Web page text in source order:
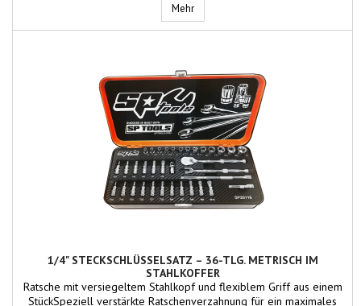
Mehr1/2" Steckschlüsselsatz, 6-kant, 15-
1/4" STECKSCHLÜSSELSATZ – 36-TLG. METRISCH IM
STAHLKOFFER
Ratsche mit versiegeltem Stahlkopf und flexiblem Griff aus einem
StückSpeziell verstärkte Ratschenverzahnung für ein maximales